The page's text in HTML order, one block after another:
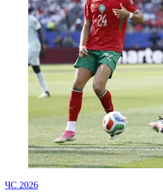
ЧС 2026